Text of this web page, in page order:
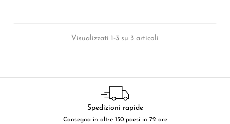
Visualizzati 1-3 su 3 articoli
Spedizioni rapide
Consegna in oltre 130 paesi in 72 ore